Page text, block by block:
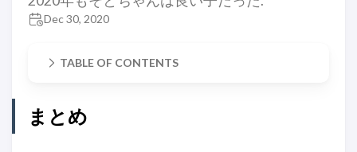
Dec 30, 2020
TABLE OF CONTENTS
まとめ